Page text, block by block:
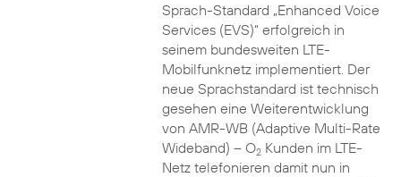
Sprach-Standard „Enhanced Voice
Services (EVS)“ erfolgreich in
seinem bundesweiten LTE-
Mobilfunknetz implementiert. Der
neue Sprachstandard ist technisch
gesehen eine Weiterentwicklung
von AMR-WB (Adaptive Multi-Rate
Wideband) – O2Kunden im LTE-
Netz telefonieren damit nun in